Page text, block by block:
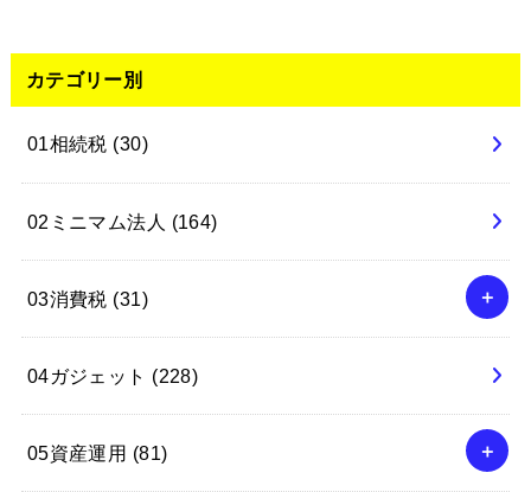
カテゴリー別
01相続税 (30)
02ミニマム法人 (164)
03消費税 (31)
04ガジェット (228)
05資産運用 (81)